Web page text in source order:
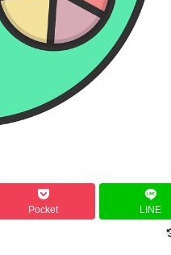
Pocket LINE